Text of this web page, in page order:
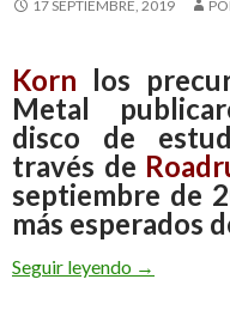
17 SEPTIEMBRE, 2019
Korn los
Metal
disco de
través de
septiembre de
más esperados
Seguir leyendo Korn «The
→